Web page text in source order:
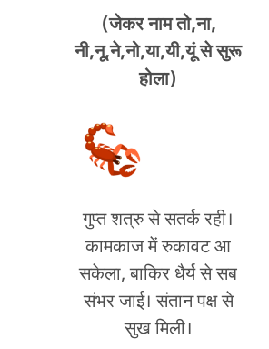
(जेकर नाम तो,ना,
नी,नू,ने,नो,या,यी,यूं से सुरू
होला)
गुप्त शत्रु से सतर्क रही।
कामकाज में रुकावट आ
सकेला, बाकिर धैर्य से सब
संभर जाई। संतान पक्ष से
सुख मिली।